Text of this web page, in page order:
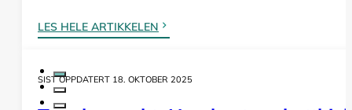
LES HELE ARTIKKELEN
SIST OPPDATERT 18. OKTOBER 2025